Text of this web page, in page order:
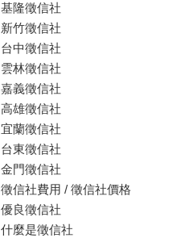
基隆徵信社
新竹徵信社
台中徵信社
雲林徵信社
嘉義徵信社
高雄徵信社
宜蘭徵信社
台東徵信社
金門徵信社
徵信社費用 / 徵信社價格
優良徵信社
什麼是徵信社